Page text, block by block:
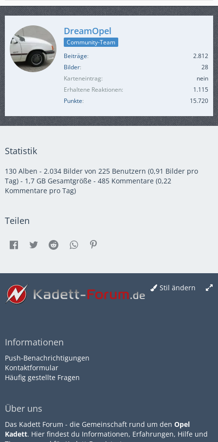
DreamOpel
Community-Team
Beiträge
2.812
Bilder
28
Karteneintrag
nein
Erhaltene Reaktionen
1.115
Punkte
15.720
Statistik
130 Alben - 2.034 Bilder von 225 Benutzern (0,91 Bilder pro
Tag) - 1,7 GB Gesamtgröße - 485 Kommentare (0,22
Kommentare pro Tag)
Teilen
Stil ändern
Informationen
Push-Benachrichtigungen
Kontaktformular
Häufig gestellte Fragen
Über uns
Das Kadett Forum - die Gemeinschaft rund um den Opel
Kadett. Hier findest du Informationen, Erfahrungen, Hilfe und